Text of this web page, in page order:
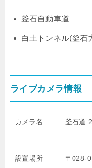
釜石自動車道
白土トンネル(釜石
ライブカメラ情報
カメラ名 釜石道
設置場所 〒028-